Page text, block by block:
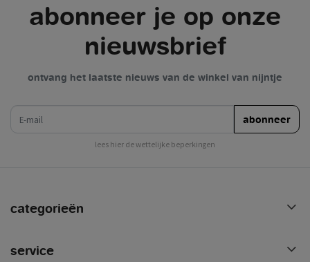
abonneer je op onze
nieuwsbrief
ontvang het laatste nieuws van de winkel van nijntje
abonneer
lees hier de wettelijke beperkingen
categorieën
service